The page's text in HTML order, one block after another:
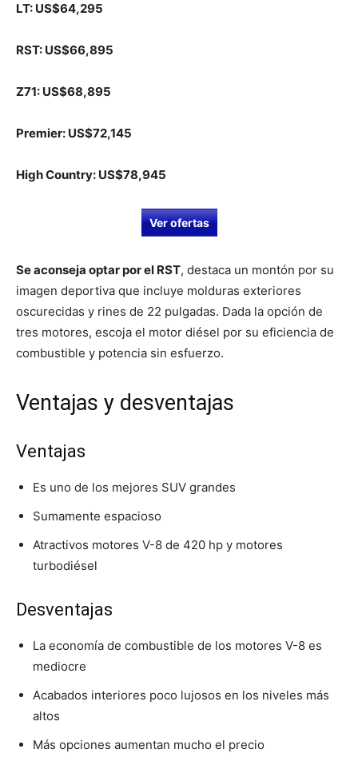
LT: US$64,295
RST: US$66,895
Z71: US$68,895
Premier: US$72,145
High Country: US$78,945
Ver ofertas
Se aconseja optar por el RST, destaca un montón por su
imagen deportiva que incluye molduras exteriores
oscurecidas y rines de 22 pulgadas. Dada la opción de
tres motores, escoja el motor diésel por su eficiencia de
combustible y potencia sin esfuerzo.
Ventajas y desventajas
Ventajas
Es uno de los mejores SUV grandes
Sumamente espacioso
Atractivos motores V-8 de 420 hp y motores
turbodiésel
Desventajas
La economía de combustible de los motores V-8 es
mediocre
Acabados interiores poco lujosos en los niveles más
altos
Más opciones aumentan mucho el precio